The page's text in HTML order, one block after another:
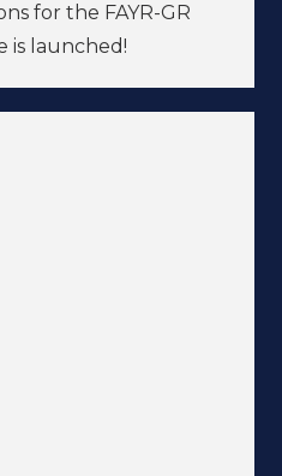
for the FAYR-GR
is launched!